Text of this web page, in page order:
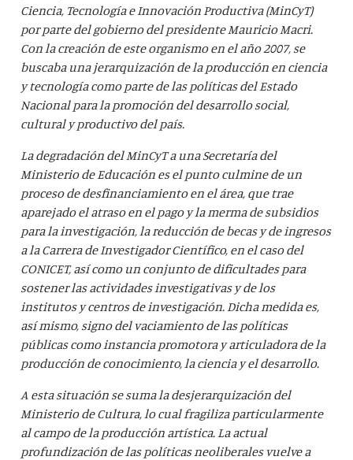
Ciencia, Tecnología e Innovación Productiva (MinCyT)
por parte del gobierno del presidente Mauricio Macri.
Con la creación de este organismo en el año 2007, se
buscaba una jerarquización de la producción en ciencia
y tecnología como parte de las políticas del Estado
Nacional para la promoción del desarrollo social,
cultural y productivo del país.
La degradación del MinCyT a una Secretaría del
Ministerio de Educación es el punto culmine de un
proceso de desfinanciamiento en el área, que trae
aparejado el atraso en el pago y la merma de subsidios
para la investigación, la reducción de becas y de ingresos
a la Carrera de Investigador Científico, en el caso del
CONICET, así como un conjunto de dificultades para
sostener las actividades investigativas y de los
institutos y centros de investigación. Dicha medida es,
así mismo, signo del vaciamiento de las políticas
públicas como instancia promotora y articuladora de la
producción de conocimiento, la ciencia y el desarrollo.
A esta situación se suma la desjerarquización del
Ministerio de Cultura, lo cual fragiliza particularmente
al campo de la producción artística. La actual
profundización de las políticas neoliberales vuelve a